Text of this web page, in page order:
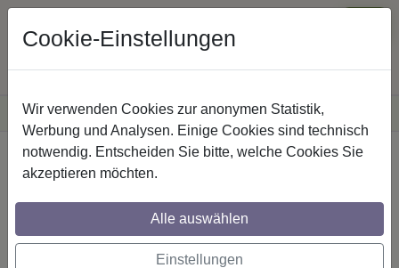
VersandkostenfreieLieferung innerhalb Deutschlands
Sichere Zahlung
Startseite Gardinenstangen Metall
2-läufig, Modell PLATON - Zoena Messing
Antik / Edelstahl-Optik
Cookie-Einstellungen
Wir verwenden Cookies zur anonymen Statistik,
Werbung und Analysen. Einige Cookies sind technisch
notwendig. Entscheiden Sie bitte, welche Cookies Sie
akzeptieren möchten.
Alle auswählen
Einstellungen